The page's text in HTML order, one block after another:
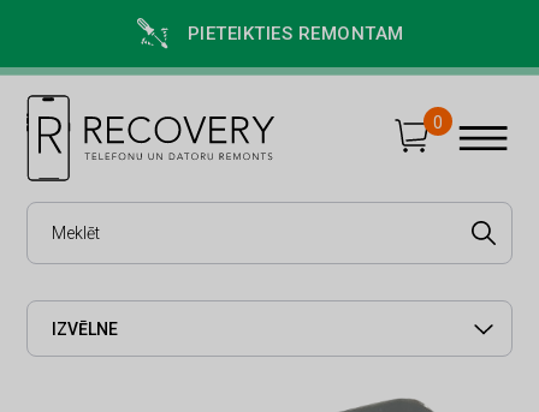
PIETEIKTIES REMONTAM
0
IZVĒLNE